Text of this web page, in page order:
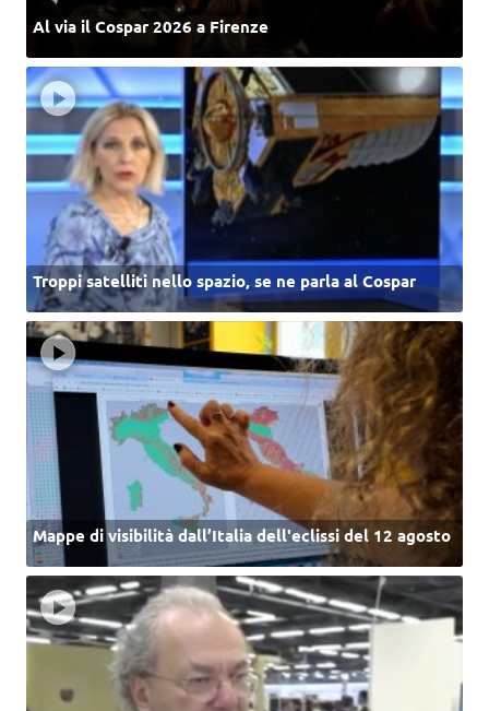
Al via il Cospar 2026 a Firenze
Troppi satelliti nello spazio, se ne parla al Cospar
Mappe di visibilità dall’Italia dell'eclissi del 12 agosto